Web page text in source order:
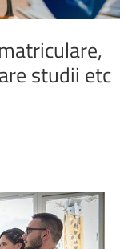
studii etc